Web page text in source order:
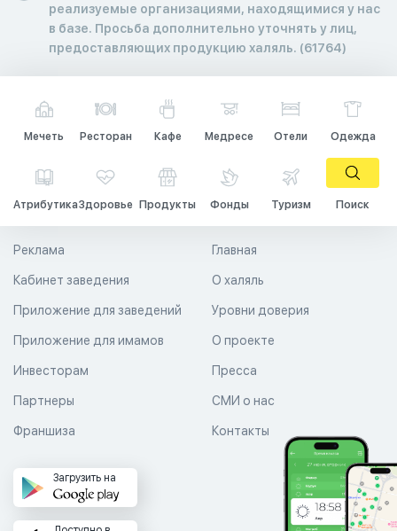
реализуемые организациями, находящимися у нас
в базе. Просьба дополнительно уточнять у лиц,
предоставляющих продукцию халяль. (61764)
Мечеть Ресторан Кафе Медресе Отели Одежда
АтрибутикаЗдоровье Продукты Фонды Туризм Поиск
Главная
О халяль
Уровни доверия
Реклама
Кабинет заведения
Приложение для заведений
Приложение для имамов О проекте
Пресса
СМИ о нас
Контакты
Инвесторам
Партнеры
Франшиза
Загрузить на